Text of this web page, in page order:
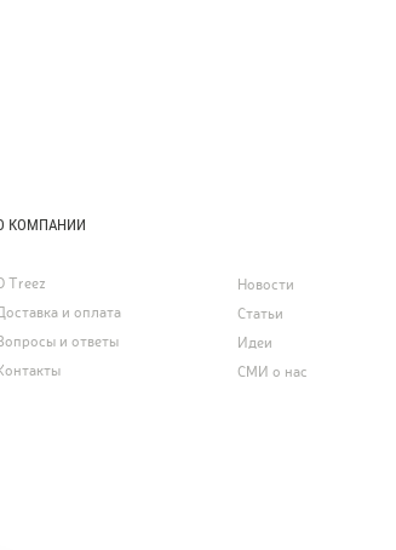
КОМПАНИИ
Treez
и оплата
и ответы
Новости
Статьи
Идеи
СМИ о нас